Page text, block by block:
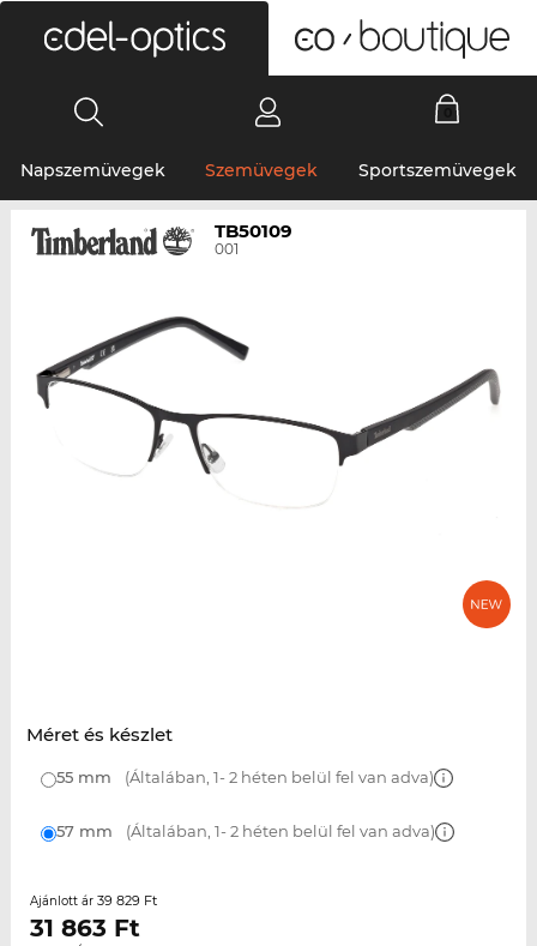
Napszemüvegek Szemüvegek Sportszemüvegek
TB50109
001
Méret és készlet
55 mm (Általában, 1- 2 héten belül fel van adva)
57 mm (Általában, 1- 2 héten belül fel van adva)
Ajánlott ár 39 829 Ft
31 863 Ft